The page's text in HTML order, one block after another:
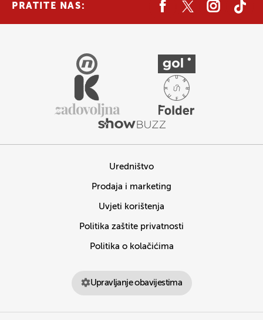
PRATITE NAS:
Uredništvo
Prodaja i marketing
Uvjeti korištenja
Politika zaštite privatnosti
Politika o kolačićima
Upravljanje obavijestima